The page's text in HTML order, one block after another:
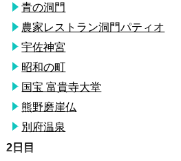
青の洞門
農家レストラン洞門パティオ
宇佐神宮
昭和の町
国宝 富貴寺大堂
熊野磨崖仏
別府温泉
2日目